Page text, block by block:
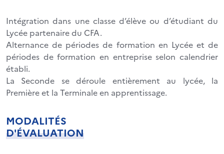
Intégration dans une classe d’élève ou d’étudiant du
Lycée partenaire du CFA.
Alternance de périodes de formation en Lycée et de
périodes de formation en entreprise selon calendrier
établi.
La Seconde se déroule entièrement au lycée, la
Première et la Terminale en apprentissage.
MODALITÉS
D'ÉVALUATION